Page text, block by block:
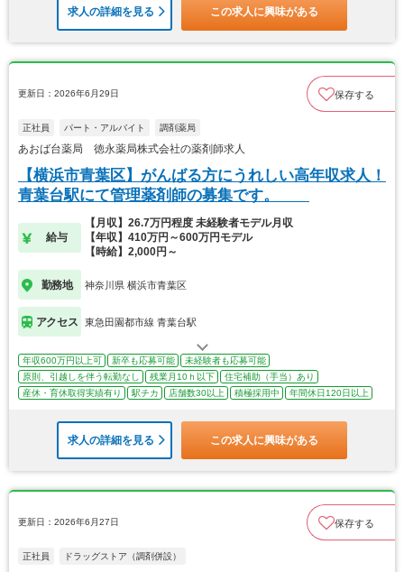
求人の詳細を見る この求人に興味がある
更新日：2026年6月29日 保存する
正社員 パート・アルバイト 調剤薬局
あおば台薬局 徳永薬局株式会社の薬剤師求人
【横浜市青葉区】がんばる方にうれしい高年収求人！
青葉台駅にて管理薬剤師の募集です。
給与
【月収】26.7万円程度 未経験者モデル月収
【年収】410万円～600万円モデル
【時給】2,000円～
勤務地 神奈川県 横浜市青葉区
アクセス 東急田園都市線 青葉台駅
年収600万円以上可 新卒も応募可能
未経験者も応募可能
原則、引越しを伴う転勤なし
残業月10ｈ以下
住宅補助（手当）あり
産休・育休取得実績有り
駅チカ 店舗数30以上 積極採用中 年間休日120日以上
求人の詳細を見る この求人に興味がある
更新日：2026年6月27日 保存する
正社員 ドラッグストア（調剤併設）